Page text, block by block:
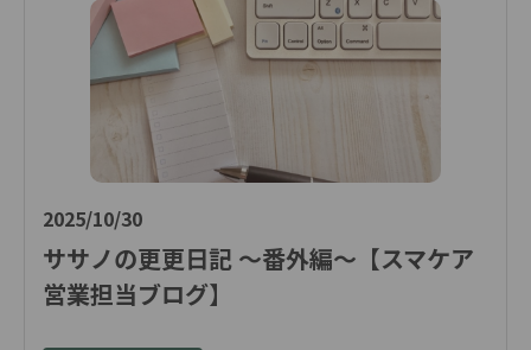
2025/10/30
ササノの更更日記 ～番外編～【スマケア
営業担当ブログ】